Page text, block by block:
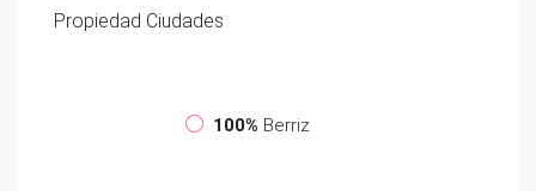
Propiedad Ciudades
100% Berriz